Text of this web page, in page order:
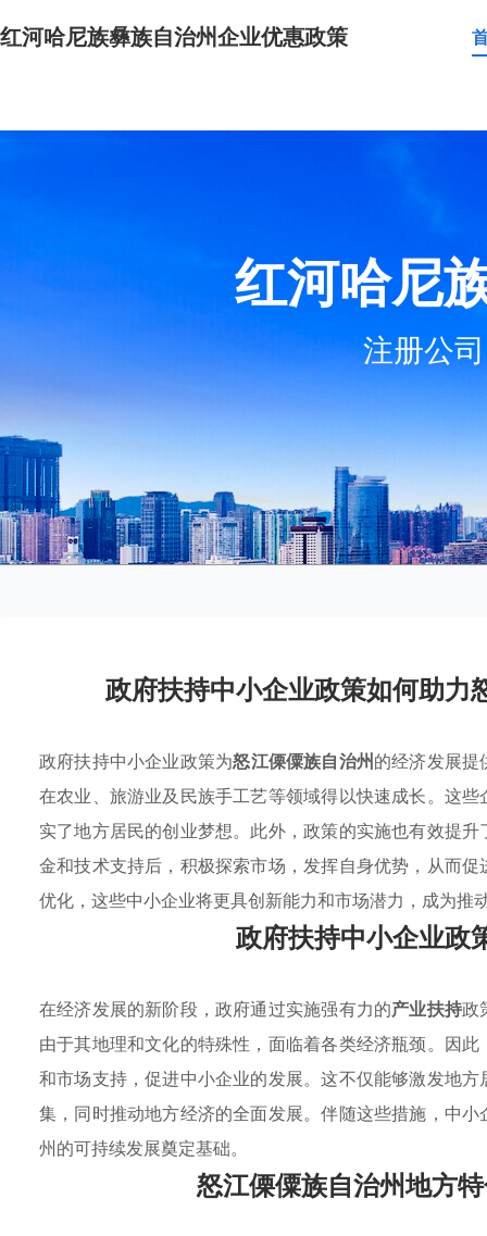
红河哈尼族彝族自治州企业优惠政策
红河哈尼
注册公
政府扶持中小企业政策如何助力
政府扶持中小企业政策为怒江傈僳族自治州的经济发展提
在农业、旅游业及民族手工艺等领域得以快速成长。这
实了地方居民的创业梦想。此外，政策的实施也有效提
金和技术支持后，积极探索市场，发挥自身优势，从而
优化，这些中小企业将更具创新能力和市场潜力，成为推
政府扶持中小企业政
在经济发展的新阶段，政府通过实施强有力的产业扶持政
由于其地理和文化的特殊性，面临着各类经济瓶颈。因
和市场支持，促进中小企业的发展。这不仅能够激发地
集，同时推动地方经济的全面发展。伴随这些措施，中
州的可持续发展奠定基础。
怒江傈僳族自治州地方